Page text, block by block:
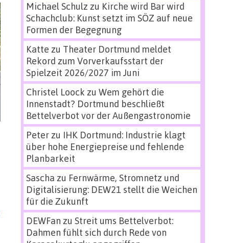
Michael Schulz zu Kirche wird Bar wird
Schachclub: Kunst setzt im SÖZ auf neue
Formen der Begegnung
Katte zu Theater Dortmund meldet
Rekord zum Vorverkaufsstart der
Spielzeit 2026/2027 im Juni
Christel Loock zu Wem gehört die
Innenstadt? Dortmund beschließt
Bettelverbot vor der Außengastronomie
Peterzu IHK Dortmund: Industrie klagt
über hohe Energiepreise und fehlende
Planbarkeit
Sascha zu Fernwärme, Stromnetz und
Digitalisierung: DEW21 stellt die Weichen
für die Zukunft
DEWFan zu Streit ums Bettelverbot:
Dahmen fühlt sich durch Rede von